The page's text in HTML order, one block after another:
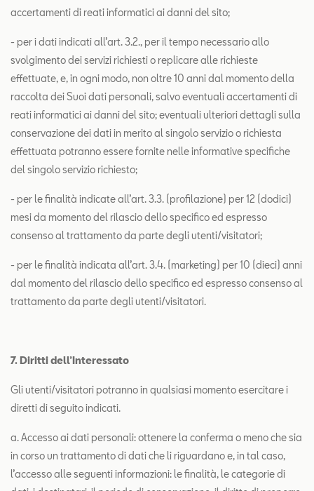
accertamenti di reati informatici ai danni del sito;
- per i dati indicati all’art. 3.2., per il tempo necessario allo
svolgimento dei servizi richiesti o replicare alle richieste
effettuate, e, in ogni modo, non oltre 10 anni dal momento della
raccolta dei Suoi dati personali, salvo eventuali accertamenti di
reati informatici ai danni del sito; eventuali ulteriori dettagli sulla
conservazione dei dati in merito al singolo servizio o richiesta
effettuata potranno essere fornite nelle informative specifiche
del singolo servizio richiesto;
- per le finalità indicate all’art. 3.3. (profilazione) per 12 (dodici)
mesi da momento del rilascio dello specifico ed espresso
consenso al trattamento da parte degli utenti/visitatori;
- per le finalità indicata all’art. 3.4. (marketing) per 10 (dieci) anni
dal momento del rilascio dello specifico ed espresso consenso al
trattamento da parte degli utenti/visitatori.
7. Diritti dell’Interessato
Gli utenti/visitatori potranno in qualsiasi momento esercitare i
diretti di seguito indicati.
a. Accesso ai dati personali: ottenere la conferma o meno che sia
in corso un trattamento di dati che li riguardano e, in tal caso,
l’accesso alle seguenti informazioni: le finalità, le categorie di